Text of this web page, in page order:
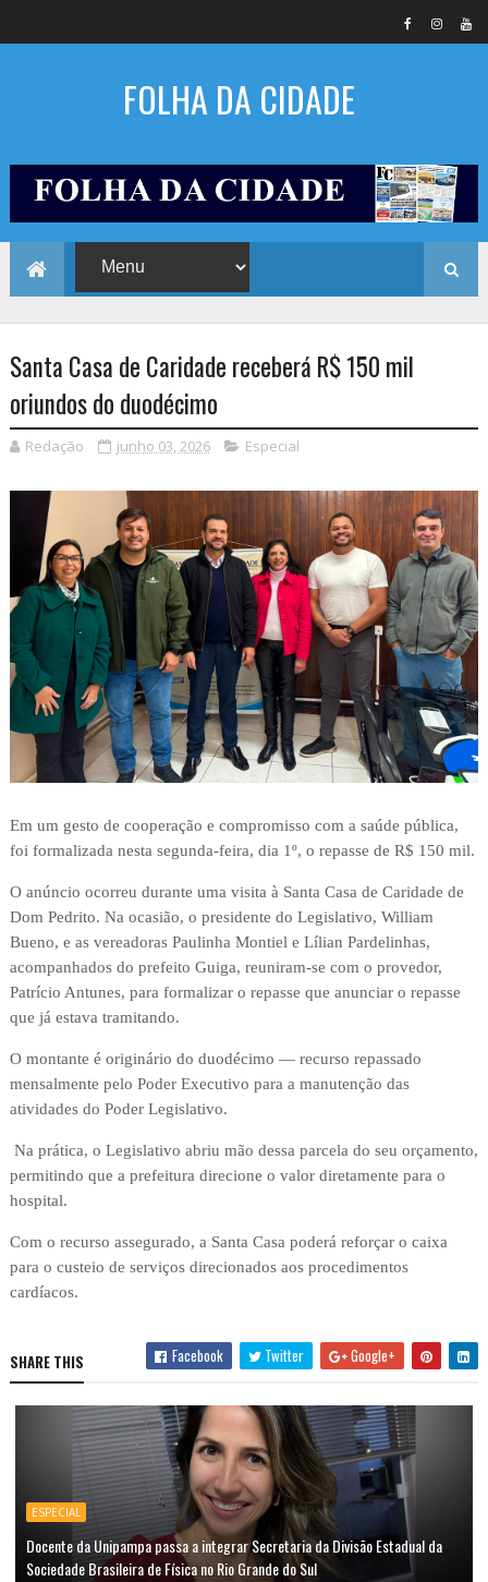
FOLHA DA CIDADE
Santa Casa de Caridade receberá R$ 150 mil
oriundos do duodécimo
Redação junho 03, 2026 Especial
Em um gesto de cooperação e compromisso com a saúde pública,
foi formalizada nesta segunda-feira, dia 1º, o repasse de R$ 150 mil.
O anúncio ocorreu durante uma visita à Santa Casa de Caridade de
Dom Pedrito. Na ocasião, o presidente do Legislativo, William
Bueno, e as vereadoras Paulinha Montiel e Lílian Pardelinhas,
acompanhados do prefeito Guiga, reuniram-se com o provedor,
Patrício Antunes, para formalizar o repasse que anunciar o repasse
que já estava tramitando.
O montante é originário do duodécimo — recurso repassado
mensalmente pelo Poder Executivo para a manutenção das
atividades do Poder Legislativo.
Na prática, o Legislativo abriu mão dessa parcela do seu orçamento,
permitindo que a prefeitura direcione o valor diretamente para o
hospital.
Com o recurso assegurado, a Santa Casa poderá reforçar o caixa
para o custeio de serviços direcionados aos procedimentos
cardíacos.
SHARE THIS Facebook Twitter Google+
ESPECIAL
Docente da Unipampa passa a integrar Secretaria da Divisão Estadual da
Sociedade Brasileira de Física no Rio Grande do Sul